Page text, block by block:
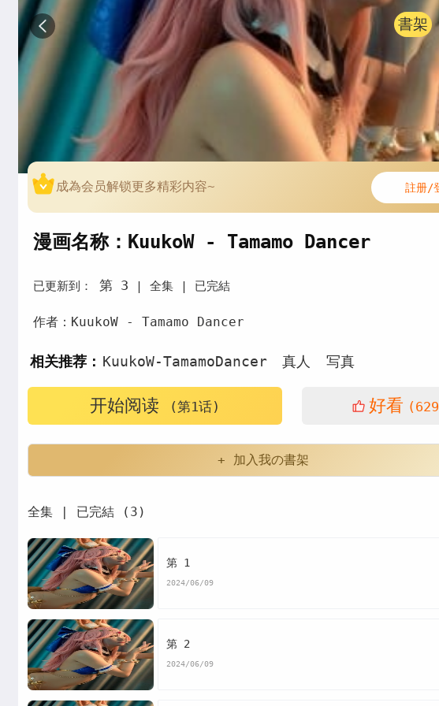
書架
成為会员解锁更多精彩内容~ 註册/
漫画名称：KuukoW - Tamamo Dancer
已更新到： 第 3 | 全集 | 已完結
作者：KuukoW - Tamamo Dancer
相关推荐： KuukoW-TamamoDancer 真人 写真
开始阅读 (第1话) 好看
+ 加入我の書架
全集 | 已完結 (3)
第 1
2024/06/09
第 2
2024/06/09